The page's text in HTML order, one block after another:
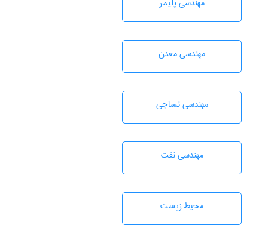
مهندسی معدن
مهندسي نساجی
مهندسی نفت
محيط زيست